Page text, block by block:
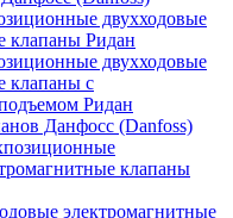
двухходовые
клапаны Ридан
двухходовые
клапаны с
Ридан
Данфосс (Danfoss)
клапаны
электромагнитные